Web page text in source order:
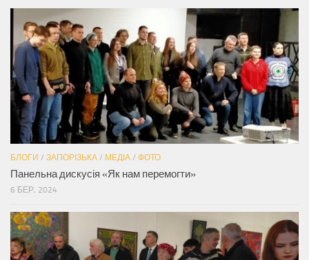
БЛОГИ / ЗАПОРІЗЬКА / МЕДІА / ФОТО
Панельна дискусія «Як нам перемогти»
6 БЕР, 2024